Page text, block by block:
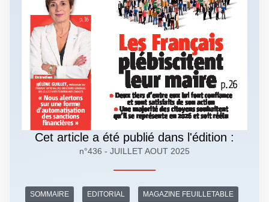
Cet article a été publié dans l'édition :
n°436 - JUILLET AOUT 2025
SOMMAIRE EDITORIAL MAGAZINE FEUILLETABLE